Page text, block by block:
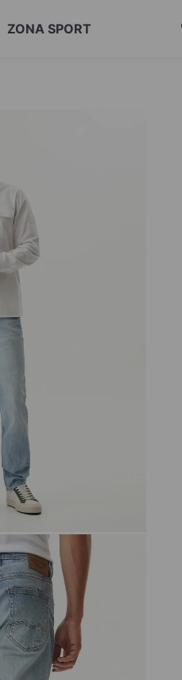
ZONA SPORT